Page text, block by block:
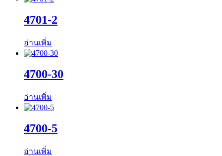
4701-2
อ่านเพิ่ม
4700-30
อ่านเพิ่ม
4700-5
อ่านเพิ่ม